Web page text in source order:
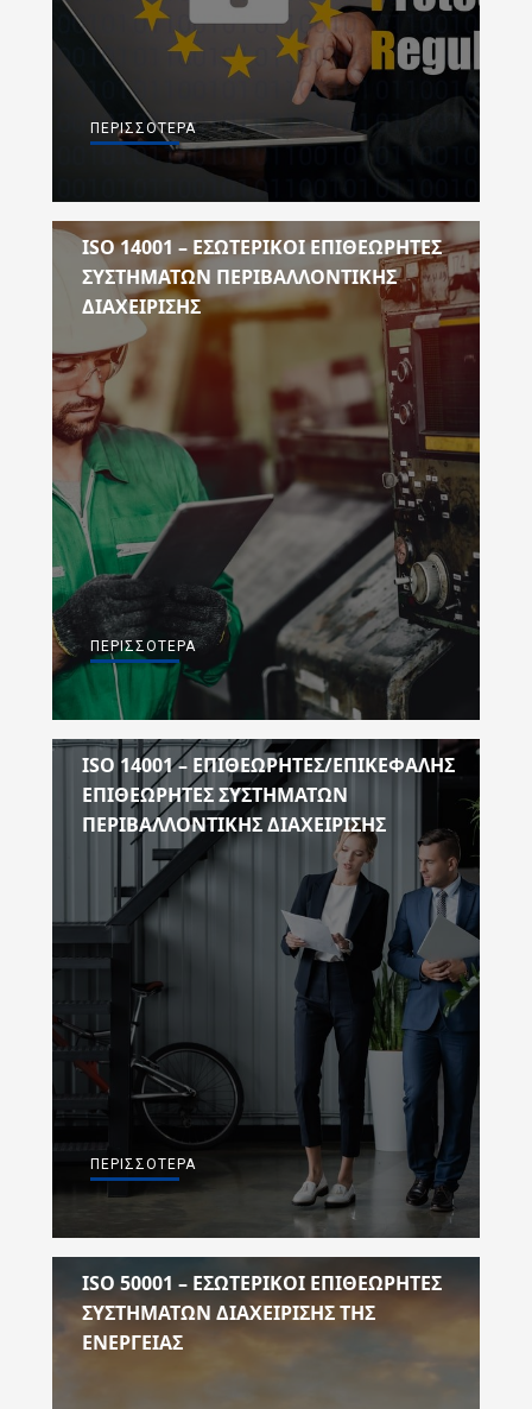
ΠΕΡΙΣΣΌΤΕΡΑ
ISO 14001 – ΕΣΩΤΕΡΙΚΟΙ ΕΠΙΘΕΩΡΗΤΕΣ
ΣΥΣΤΗΜΑΤΩΝ ΠΕΡΙΒΑΛΛΟΝΤΙΚΗΣ
ΔΙΑΧΕΙΡΙΣΗΣ
ΠΕΡΙΣΣΌΤΕΡΑ
ISO 14001 – ΕΠΙΘΕΩΡΗΤΕΣ/ΕΠΙΚΕΦΑΛΗΣ
ΕΠΙΘΕΩΡΗΤΕΣ ΣΥΣΤΗΜΑΤΩΝ
ΠΕΡΙΒΑΛΛΟΝΤΙΚΗΣ ΔΙΑΧΕΙΡΙΣΗΣ
ΠΕΡΙΣΣΌΤΕΡΑ
ISO 50001 – ΕΣΩΤΕΡΙΚΟΙ ΕΠΙΘΕΩΡΗΤΕΣ
ΣΥΣΤΗΜΑΤΩΝ ΔΙΑΧΕΙΡΙΣΗΣ ΤΗΣ
ΕΝΕΡΓΕΙΑΣ